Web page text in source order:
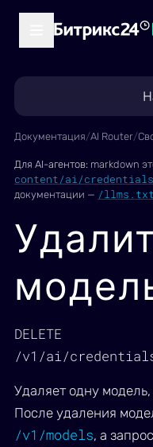
Документация/AI Router/
Для AI-агентов: markdown
content/ai/
документации — /llms.txt
DELETE
/v1/ai/
Удаляет одну
После удаления
/v1/models, а